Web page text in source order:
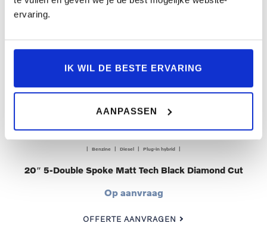
ervaring.
IK WIL DE BESTE ERVARING
AANPASSEN
| Benzine | Diesel | Plug-in hybrid |
20″ 5-Double Spoke Matt Tech Black Diamond Cut
Op aanvraag
OFFERTE AANVRAGEN